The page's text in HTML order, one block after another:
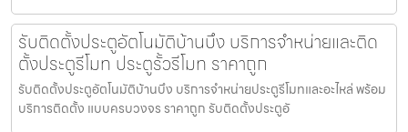
รับติดตั้งประตูอัตโนมัติบ้านบึง บริการจำหน่ายและติด
ตั้งประตูรีโมท ประตูรั้วรีโมท ราคาถูก
รับติดตั้งประตูอัตโนมัติบ้านบึง บริการจำหน่ายประตูรีโมทและอะไหล่ พร้อม
บริการติดตั้ง แบบครบวงจร ราคาถูก รับติดตั้งประตูอั